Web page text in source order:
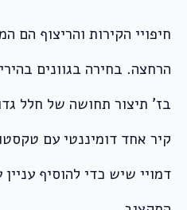
חיפויי הקירות והריצוף הם
הרחצה. בחירה בגוונים
בז’ תיצור תחושה של חלל
קיר אחד דומיננטי עם
דמויי שיש כדי להוסיף